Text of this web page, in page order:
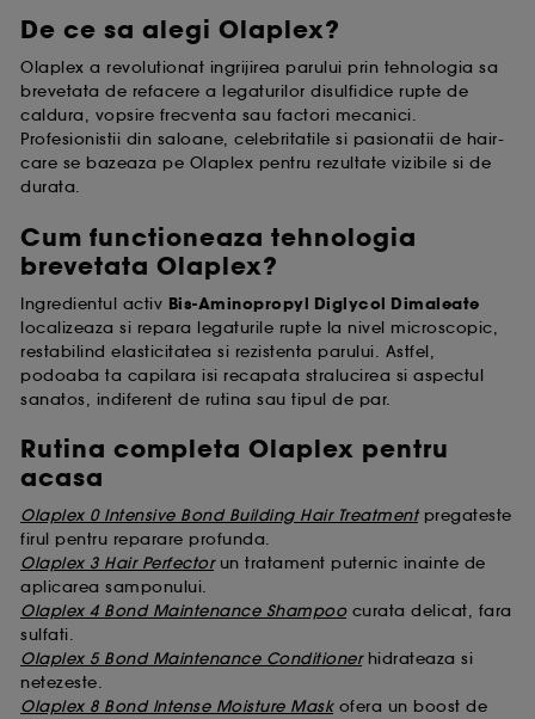
De ce sa alegi Olaplex?
Olaplex a revolutionat ingrijirea parului prin tehnologia sa
brevetata de refacere a legaturilor disulfidice rupte de
caldura, vopsire frecventa sau factori mecanici.
Profesionistii din saloane, celebritatile si pasionatii de hair-
care se bazeaza pe Olaplex pentru rezultate vizibile si de
durata.
Cum functioneaza tehnologia
brevetata Olaplex?
Ingredientul activ Bis-Aminopropyl Diglycol Dimaleate
localizeaza si repara legaturile rupte la nivel microscopic,
restabilind elasticitatea si rezistenta parului. Astfel,
podoaba ta capilara isi recapata stralucirea si aspectul
sanatos, indiferent de rutina sau tipul de par.
Rutina completa Olaplex pentru
acasa
Olaplex 0 Intensive Bond Building Hair Treatment pregateste
firul pentru reparare profunda.
Olaplex 3 Hair Perfector un tratament puternic inainte de
aplicarea samponului.
Olaplex 4 Bond Maintenance Shampoo curata delicat, fara
sulfati.
Olaplex 5 Bond Maintenance Conditioner hidrateaza si
netezeste.
Olaplex 8 Bond Intense Moisture Mask ofera un boost de